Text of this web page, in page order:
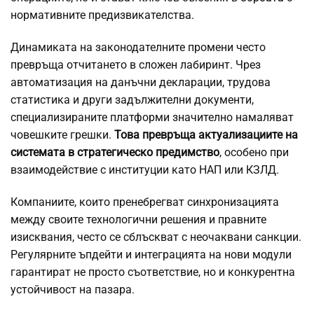
нормативните предизвикателства.
Динамиката на законодателните промени често
превръща отчитането в сложен лабиринт. Чрез
автоматизация на данъчни декларации, трудова
статистика и други задължителни документи,
специализираните платформи значително намаляват
човешките грешки. Това превръща актуализациите на
системата в стратегическо предимство, особено при
взаимодействие с институции като НАП или КЗЛД.
Компаниите, които пренебрегват синхронизацията
между своите технологични решения и правните
изисквания, често се сблъскват с неочаквани санкции.
Регулярните ъпдейти и интеграцията на нови модули
гарантират не просто съответствие, но и конкурентна
устойчивост на пазара.